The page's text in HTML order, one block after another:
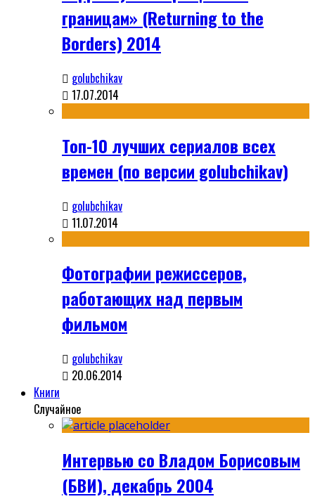
границам» (Returning to the
Borders) 2014
golubchikav
17.07.2014
Топ-10 лучших сериалов всех
времен (по версии golubchikav)
golubchikav
11.07.2014
Фотографии режиссеров,
работающих над первым
фильмом
golubchikav
20.06.2014
Книги
Случайное
Интервью со Владом Борисовым
(БВИ), декабрь 2004